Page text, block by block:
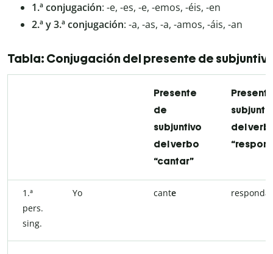
1.ª conjugación: -e, -es, -e, -emos, -éis, -en
2.ª y 3.ª conjugación: -a, -as, -a, -amos, -áis, -an
Tabla: Conjugación del presente de
Presente
de
subjuntivo
del verbo
“cantar”
del
1.ª
pers.
sing.
Yo cante responda